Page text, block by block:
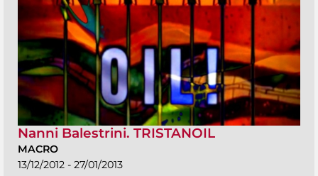
Nanni Balestrini. TRISTANOIL
MACRO
13/12/2012 - 27/01/2013